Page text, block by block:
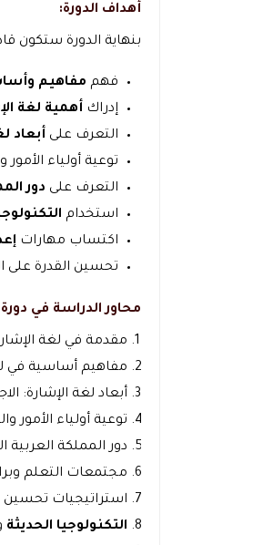
أهداف الدورة:
بنهاية الدورة ستكون
فهم مفاهيم
إدراك أهمية لغة
التعرف على أبعاد
توعية أولياء
التعرف على دور
استخدام
اكتساب مهارات
تحسين القدرة على
محاور الدراسة في
مقدمة في لغة
مفاهيم أساسية في
أبعاد لغة الإشارة:
توعية أولياء الأمور
دور المملكة
مجتمعات التعلم
استراتيجيات تحسين
التكنولوجيا الحديثة